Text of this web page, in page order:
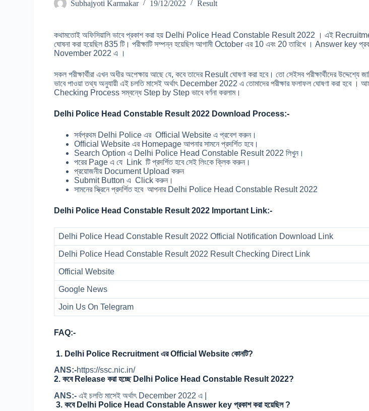
Subhajyoti Karmakar 19/12/2022 Result
কথামতোই অফিসিয়ালি ভাবে প্রকাশ করা হয় Delhi Police Head Constable Result 2022 । এই
ঘোষনা করা হয়েছিল 835 টি। পরীক্ষাটি সম্পন্ন হয়েছিল আগামী October এর 10 এবং 20 তারিখে । Answer key
November 2022 এ ।
সকল পরীক্ষার্থীরা এখন অধীর অপেক্ষায় আছে যে, কবে তাদের Result ঘোষণা করা হবে। তো সেইসব পরীক্ষার্থীদের উদ্দেশ্যে
ভাবে পাওয়া তথ্য অনুযায়ী এই চলতি মাসেই অর্থাৎ December 2022 এ তোমাদের পরীক্ষার ফলাফল ঘোষণা করা হবে ।
Checking Process সম্বন্ধে Step by Step ভাবে বর্ণনা করলাম।
Delhi Police Head Constable Result 2022 Download Process:-
সর্বপ্রথম Delhi Police এর Official Website এ প্রবেশ করুন।
Official Website এর Homepage আপনার সামনে প্রদর্শিত হবে।
Search Option এ Delhi Police Head Constable Result 2022 লিখুন।
পরের Page এ যে Link টি প্রদর্শিত হবে সেই লিংকে ক্লিক করুন।
প্রয়োজনীয় Document Upload করুন
Submit Button এ Click করুন।
সামনের স্ক্রিনে প্রদর্শিত হবে আপনার Delhi Police Head Constable Result 2022
Delhi Police Head Constable Result 2022 Important Link:-
Delhi Police Head Constable Result 2022 Official Notification Download Link
Delhi Police Head Constable Result 2022 Result Checking Direct Link
Official Website
Google News
Join Us On Telegram
FAQ:-
1. Delhi Police Recruitment এর Official Website কোনটি?
ANS:-https://ssc.nic.in/
2.কবে Release করা হচ্ছে Delhi Police Head Constable Result 2022?
ANS:- এই চলতি মাসেই অর্থাৎ December 2022 এ |
3. কবে Delhi Police Head Constable Answer key প্রকাশ করা হয়েছিল ?